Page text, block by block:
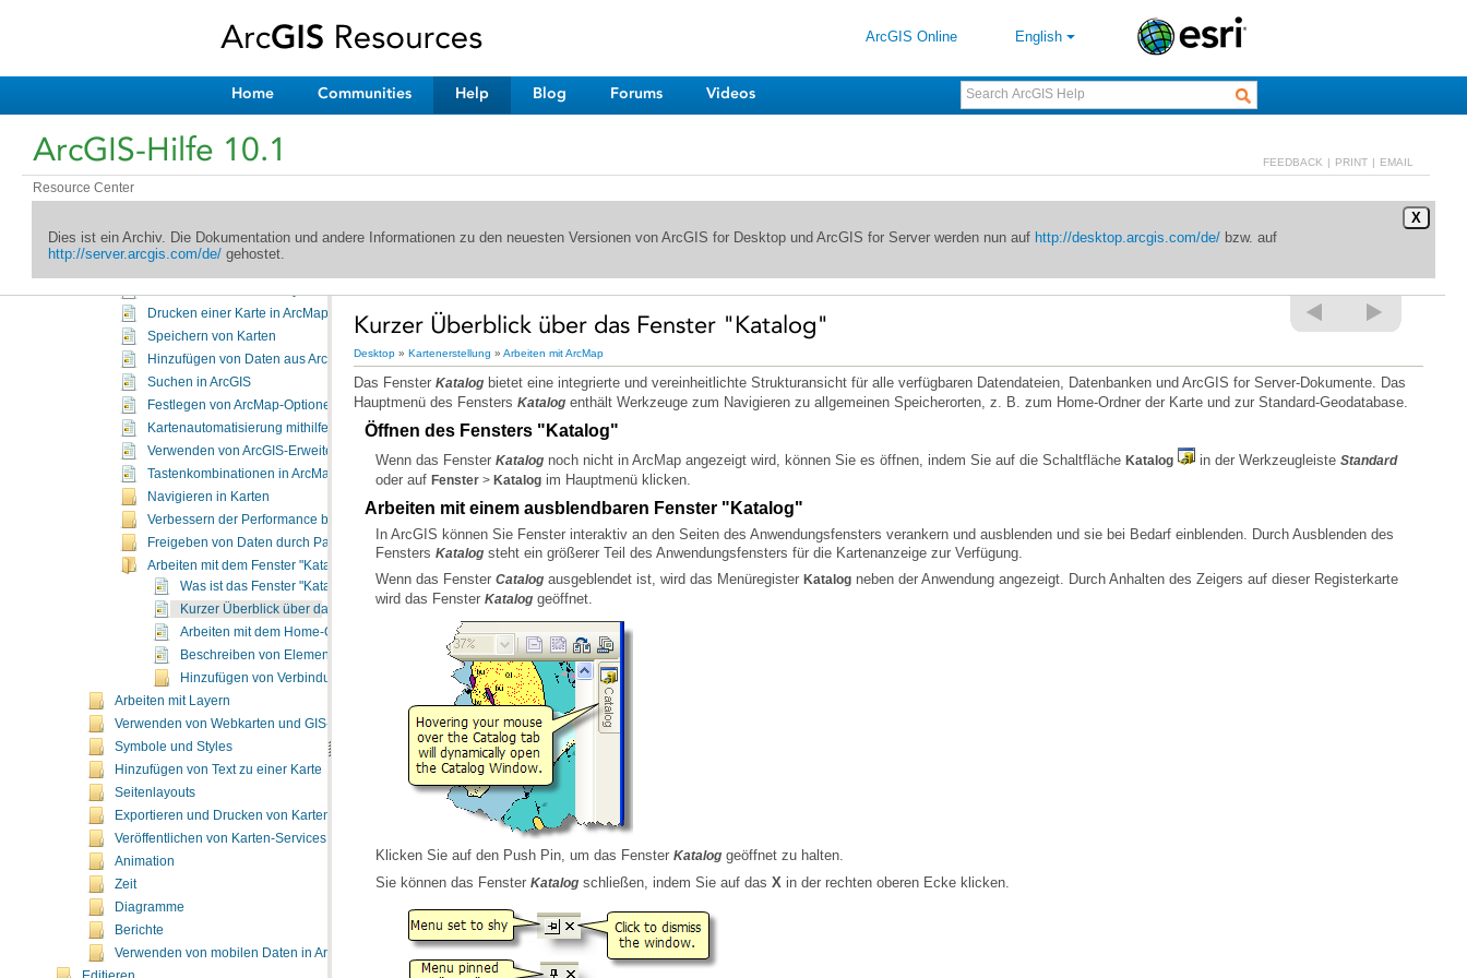
ArcGIS Online English
Home Communities Help Blog Forums Videos
ArcGIS-Hilfe 10.1 FEEDBACK | PRINT | EMAIL
Resource Center
X
Dies ist ein Archiv. Die Dokumentation und andere Informationen zu den neuesten Versionen von ArcGIS for Desktop und ArcGIS for Server werden nun auf http://desktop.arcgis.com/de/bzw. auf
http://server.arcgis.com/de/gehostet.
Festlegen von Kartendokumenteigenschaften
Verwenden von Datenrahmen
Warnung zu geographischen Koordinatensystemen
Verwenden des Inhaltsverzeichnisses
Verwenden von Symbolen und Styles
Unterbrechen des Bildaufbaus bei Karten
Drucken einer Karte in ArcMap
Speichern von Karten
Hinzufügen von Daten aus ArcGIS Online
Suchen in ArcGIS
Festlegen von ArcMap-Optionen
Kartenautomatisierung mithilfe der Geoverarbeitung
Verwenden von ArcGIS-Erweiterungsprodukten
Tastenkombinationen in ArcMap
Navigieren in Karten
Verbessern der Performance bei der Kartendarstellung
Freigeben von Daten durch Paketerstellung
Arbeiten mit dem Fenster "Katalog"
Was ist das Fenster "Katalog"?
Kurzer Überblick über das Fenster "Katalog"
Arbeiten mit dem Home-Ordner und Standard-Geodatabases
Beschreiben von Elementen aus dem Fenster "Katalog"
Hinzufügen von Verbindungen
Arbeiten mit Layern
Verwenden von Webkarten und GIS-Services
Symbole und Styles
Hinzufügen von Text zu einer Karte
Seitenlayouts
Exportieren und Drucken von Karten
Veröffentlichen von Karten-Services
Animation
Zeit
Diagramme
Berichte
Verwenden von mobilen Daten in ArcMap
Kurzer Überblick über das Fenster "Katalog"
Desktop » Kartenerstellung » Arbeiten mit ArcMap
Das Fenster Katalog bietet eine integrierte und vereinheitlichte Strukturansicht für alle verfügbaren Datendateien, Datenbanken und ArcGIS for Server
Hauptmenü des Fensters Katalog enthält Werkzeuge zum Navigieren zu allgemeinen Speicherorten, z. B. zum Home-Ordner der Karte und zur Standard-Geodatabase.
Öffnen des Fensters "Katalog"
Wenn das Fenster Katalog noch nicht in ArcMap angezeigt wird, können Sie es öffnen, indem Sie auf die Schaltfläche Katalog in der Werkzeugleiste Standard
oder auf Fenster > Katalog im Hauptmenü klicken.
Arbeiten mit einem ausblendbaren Fenster "Katalog"
Fensters Katalog steht ein größerer Teil des Anwendungsfensters für die Kartenanzeige zur Verfügung.
Wenn das Fenster Catalog ausgeblendet ist, wird das Menüregister Katalog
wird das Fenster Katalog geöffnet.
Klicken Sie auf den Push Pin, um das Fenster Katalog geöffnet zu halten.
Sie können das Fenster Katalog schließen, indem Sie auf das X in der rechten oberen Ecke klicken.